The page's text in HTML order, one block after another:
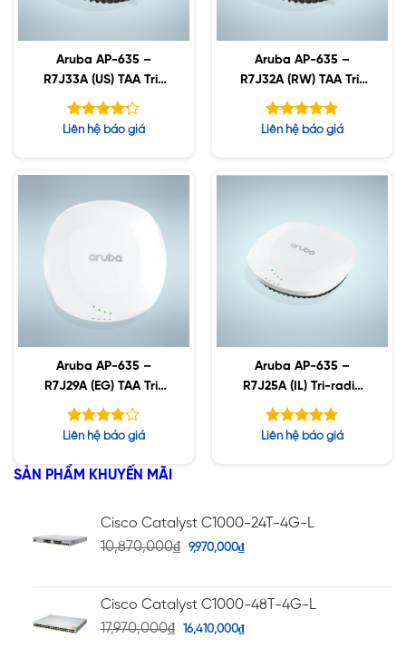
Aruba AP-635 –
R7J33A (US) TAA Tri-
radio Wi-Fi 6E Internal
Được xếp
Liên hệ báo giá
Aruba AP-635 –
R7J32A (RW) TAA Tri-
radio Wi-Fi 6E Internal
Được xếp
Liên hệ báo giá
Aruba AP-635 –
R7J29A (EG) TAA Tri-
radio Wi-Fi 6E Internal
Antennas Campus A
Được
3.85
sao
Liên hệ báo giá
Aruba AP-635 –
R7J25A (IL) Tri-radio
Wi-Fi 6E Internal
Antennas Campus A
Được xếp
Liên hệ báo giá
SẢN PHẨM KHUYẾN MÃI
Cisco Catalyst C1000-24T-4G-L
10,870,000₫ 9,970,000₫
Cisco Catalyst C1000-48T-4G-L
17,970,000₫ 16,410,000₫